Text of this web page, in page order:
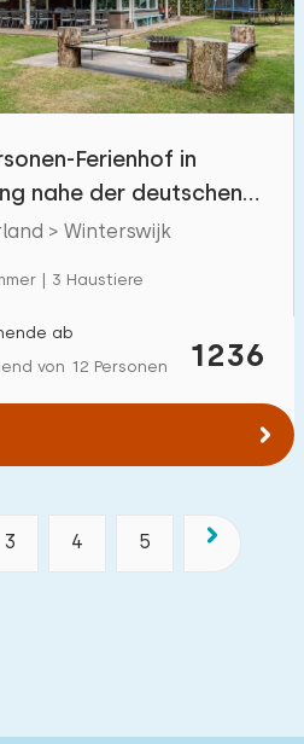
Ferienhof in
nahe der deutschen
> Winterswijk
| 3 Haustiere
1236
ab
von 12 Personen
3 4 5